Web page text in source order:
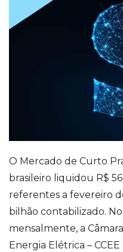
O Mercado de Curto
brasileiro liquidou R$
referentes a fevereiro
bilhão contabilizado.
mensalmente, a
Energia Elétrica –